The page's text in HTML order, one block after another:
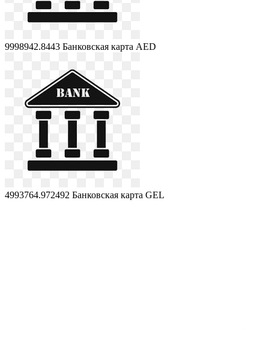
9998942.8443 Банковская карта AED
4993764.972492 Банковская карта GEL